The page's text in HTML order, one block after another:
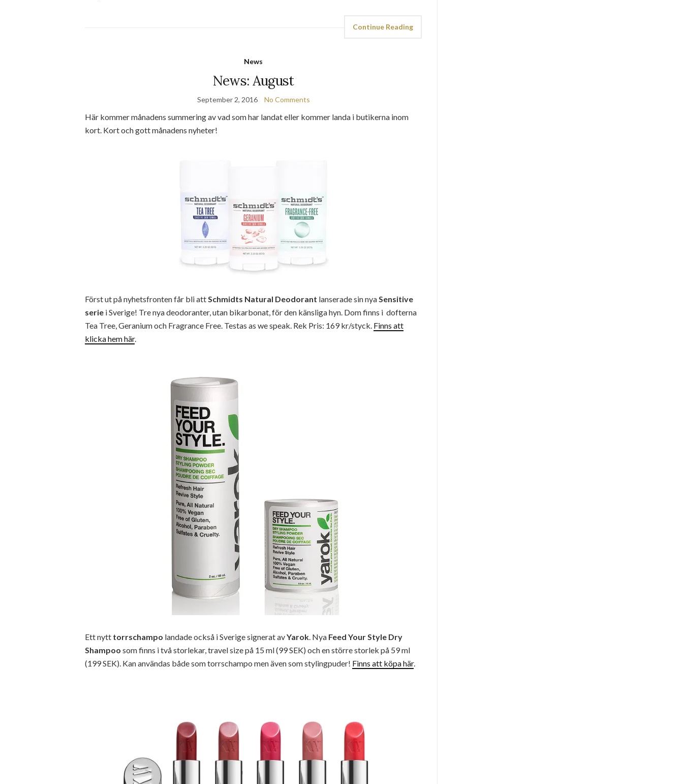
Continue Reading
News
News: August
September 2, 2016 No Comments
Här kommer månadens summering av vad som har landat eller kommer landa i butikerna inom
kort. Kort och gott månadens nyheter!
Först ut på nyhetsfronten får bli attSchmidts Natural Deodorant lanserade sin nyaSensitive
serie i Sverige! Tre nya deodoranter, utan bikarbonat, för den känsliga hyn. Dom finns i dofterna
Tea Tree, Geranium och Fragrance Free. Testas as we speak. Rek Pris: 169 kr/styck. Finns att
klicka hem här.
Ett nytt torrschampo landade också i Sverige signerat avYarok. Nya Feed Your Style Dry
Shampoo som finns i två storlekar, travel size på 15 ml (99 SEK) och en större storlek på 59 ml
(199 SEK). Kan användas både som torrschampo men även som stylingpuder! Finns att köpa här.